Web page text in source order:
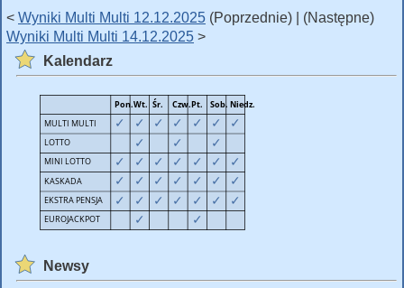
< Wyniki Multi Multi 12.12.2025 (Poprzednie) | (Następne)
Wyniki Multi Multi 14.12.2025 >
Kalendarz
Newsy